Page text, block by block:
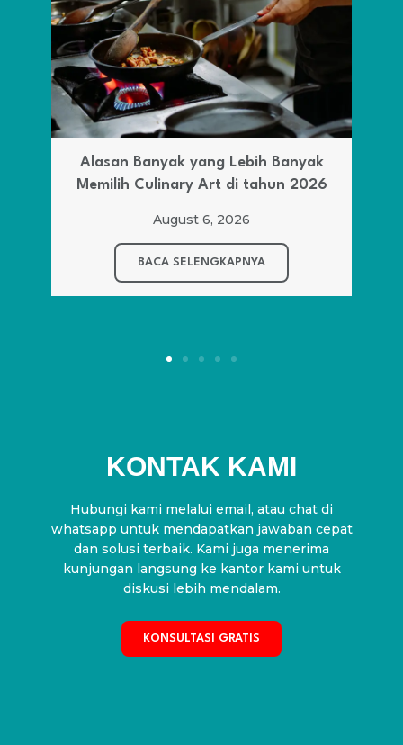
Alasan Banyak yang Lebih Banyak
Memilih Culinary Art di tahun 2026
August 6, 2026
BACA SELENGKAPNYA
KONTAK KAMI
Hubungi kami melalui email, atau chat di
whatsapp untuk mendapatkan jawaban cepat
dan solusi terbaik. Kami juga menerima
kunjungan langsung ke kantor kami untuk
diskusi lebih mendalam.
KONSULTASI GRATIS